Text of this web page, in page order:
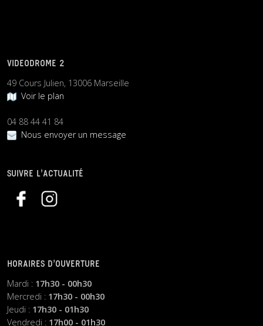
VIDEODROME 2
49 Cours Julien, 13006 Marseille
Voir le plan
04 88 44 41 84
Nous envoyer un message
SUIVRE L’ACTUALITÉ
HORAIRES D’OUVERTURE
Mardi : 17h30 - 00h30
Mercredi : 17h30 - 00h30
Jeudi : 17h30 - 01h30
Vendredi : 17h00 - 01h30